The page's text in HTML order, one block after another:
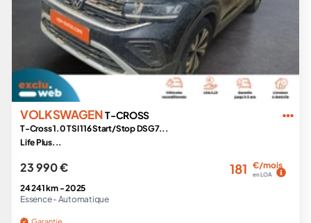
VOLKSWAGENT-CROSS
T-Cross 1.0 TSI 116 Start/Stop DSG7...
Life Plus...
23 990 € 181 €/mois
en LOA
24 241 km -2025
Essence - Automatique
Garantie